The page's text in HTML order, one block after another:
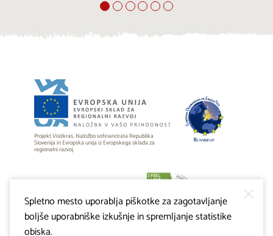
Projekt Visitkras. Naložbo sofinancirata Republika
Slovenija in Evropska unija iz Evropskega sklada za
regionalni razvoj.
Spletno mesto uporablja piškotke za zagotavljanje
boljše uporabniške izkušnje in spremljanje statistike
obiska.